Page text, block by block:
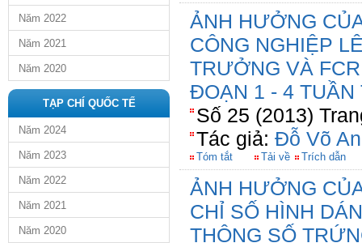
Năm 2022
Năm 2021
Năm 2020
TẠP CHÍ QUỐC TẾ
Năm 2024
Năm 2023
Năm 2022
Năm 2021
Năm 2020
ẢNH HƯỞNG
CÔNG NGHIỆP
TRƯỞNG VÀ
ĐOẠN 1 - 4 TUẦN
Số 25 (2013)
Tác giả: Đỗ Võ
Tóm tắt Tải về Trích dẫn
ẢNH HƯỞNG
CHỈ SỐ HÌNH
THÔNG SỐ